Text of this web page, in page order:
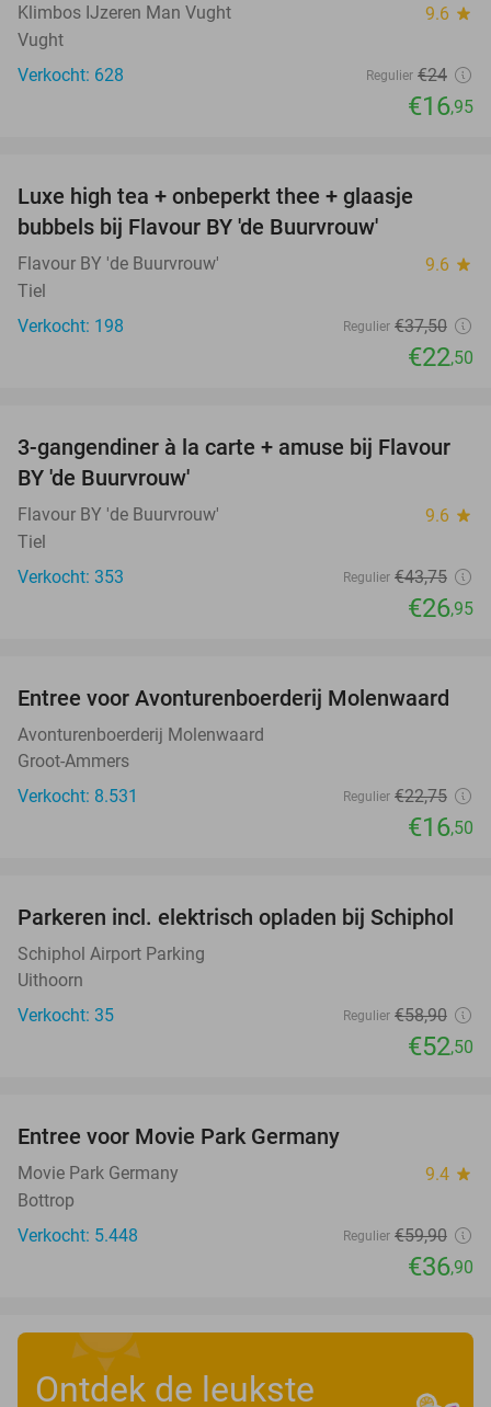
Klimbos IJzeren Man Vught 9.6 star
Vught
Verkocht: 628
Regulier €24
€16,95
Luxe high tea + onbeperkt thee + glaasje
bubbels bij Flavour BY 'de Buurvrouw'
Flavour BY 'de Buurvrouw' 9.6 star
Tiel
Verkocht: 198
Regulier €37,50
€22,50
38%
3-gangendiner à la carte + amuse bij Flavour
BY 'de Buurvrouw'
Flavour BY 'de Buurvrouw' 9.6 star
Tiel
Verkocht: 353
Regulier €43,75
€26,95
27%
Entree voor Avonturenboerderij Molenwaard
Avonturenboerderij Molenwaard
Groot-Ammers
Verkocht: 8.531
Regulier €22,75
€16,50
11%
Parkeren incl. elektrisch opladen bij Schiphol
Schiphol Airport Parking
Uithoorn
Verkocht: 35
Regulier €58,90
€52,50
Entree voor Movie Park Germany
Movie Park Germany 9.4 star
Bottrop
Verkocht: 5.448
Regulier €59,90
€36,90
Ontdek de leukste